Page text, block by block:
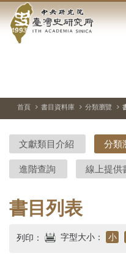
到中
央
院-
臺
灣
史
研
究
首頁 書目資料庫 分類瀏覽
文獻類目介紹 分類
進階查詢 線上提供
書目列表
列印： 字型大小： 小